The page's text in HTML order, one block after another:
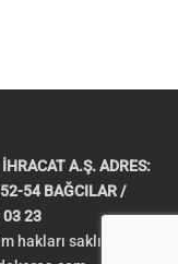
A.Ş. ADRES:
54 BAĞCILAR /
03 23
saklıdır. Telif